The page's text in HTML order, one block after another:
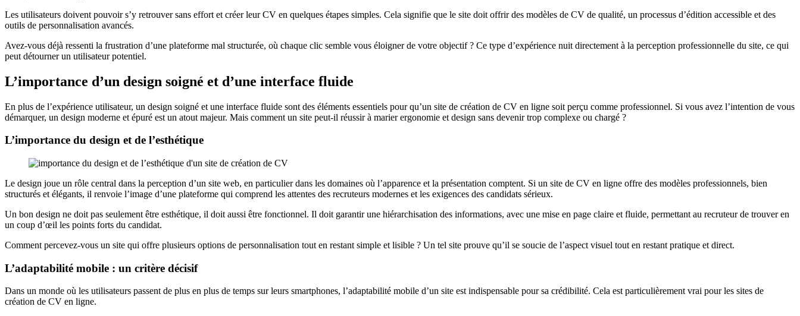
Les utilisateurs doivent pouvoir s’y retrouver sans effort et créer leur CV en quelques étapes simples. Cela signifie que le site doit offrir des modèles de CV de qualité, un processus d’édition accessible et des
outils de personnalisation avancés.
Avez-vous déjà ressenti la frustration d’une plateforme mal structurée, où chaque clic semble vous éloigner de votre objectif ? Ce type d’expérience nuit directement à la perception professionnelle du site, ce qui
peut détourner un utilisateur potentiel.
L’importance d’un design soigné et d’une interface fluide
En plus de l’expérience utilisateur, un design soigné et une interface fluide sont des éléments essentiels pour qu’un site de création de CV en ligne soit perçu comme professionnel. Si vous avez l’intention de vous
démarquer, un design moderne et épuré est un atout majeur. Mais comment un site peut-il réussir à marier ergonomie et design sans devenir trop complexe ou chargé ?
L’importance du design et de l’esthétique
Le design joue un rôle central dans la perception d’un site web, en particulier dans les domaines où l’apparence et la présentation comptent. Si un site de CV en ligne offre des modèles professionnels, bien
structurés et élégants, il renvoie l’image d’une plateforme qui comprend les attentes des recruteurs modernes et les exigences des candidats sérieux.
Un bon design ne doit pas seulement être esthétique, il doit aussi être fonctionnel. Il doit garantir une hiérarchisation des informations, avec une mise en page claire et fluide, permettant au recruteur de trouver en
un coup d’œil les points forts du candidat.
Comment percevez-vous un site qui offre plusieurs options de personnalisation tout en restant simple et lisible ? Un tel site prouve qu’il se soucie de l’aspect visuel tout en restant pratique et direct.
L’adaptabilité mobile : un critère décisif
Dans un monde où les utilisateurs passent de plus en plus de temps sur leurs smartphones, l’adaptabilité mobile d’un site est indispensable pour sa crédibilité. Cela est particulièrement vrai pour les sites de
création de CV en ligne.